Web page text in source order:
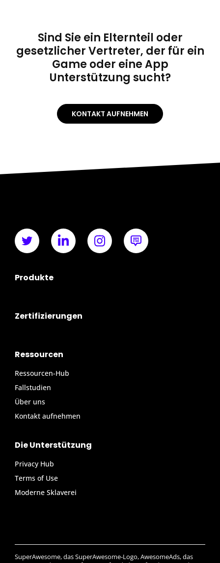
Sind Sie ein Elternteil oder
gesetzlicher Vertreter, der für ein
Game oder eine App
Unterstützung sucht?
KONTAKT AUFNEHMEN
Produkte
Zertifizierungen
Ressourcen
Ressourcen-Hub
Fallstudien
Über uns
Kontakt aufnehmen
Die Unterstützung
Privacy Hub
Terms of Use
Moderne Sklaverei
SuperAwesome, das SuperAwesome-Logo, AwesomeAds, das